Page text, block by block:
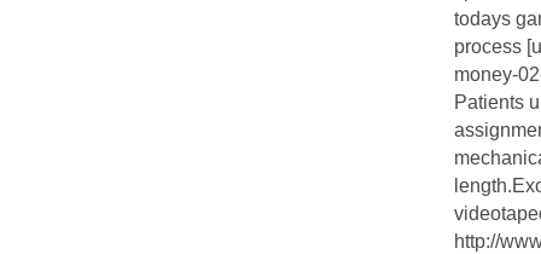
todays
process
money-
Patients
http://